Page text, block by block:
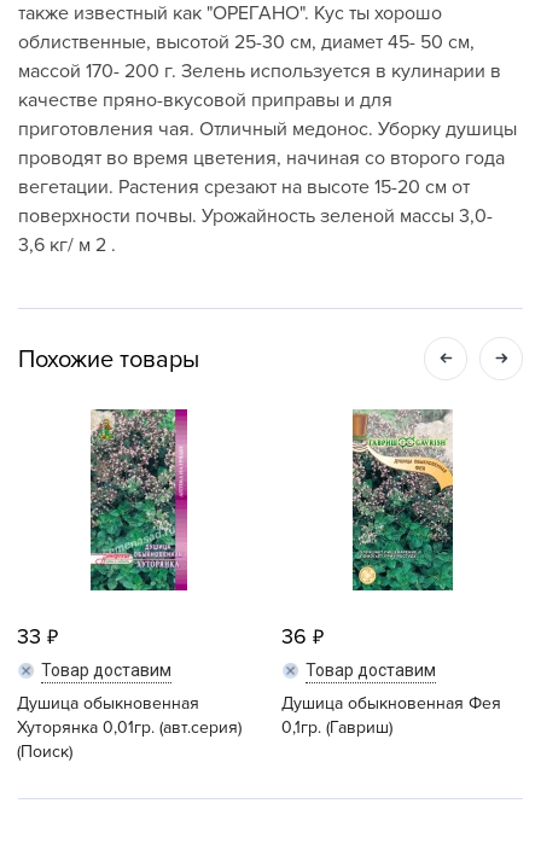
также известный как "ОРЕГАНО". Кус ты хорошо
облиственные, высотой 25-30 см, диамет 45- 50 см,
массой 170- 200 г. Зелень используется в кулинарии в
качестве пряно-вкусовой приправы и для
приготовления чая. Отличный медонос. Уборку душицы
проводят во время цветения, начиная со второго года
вегетации. Растения срезают на высоте 15-20 см от
поверхности почвы. Урожайность зеленой массы 3,0-
3,6 кг/ м 2 .
Похожие товары
33
Товар доставим
Душица обыкновенная
Хуторянка 0,01гр. (авт.серия)
(Поиск)
36
Товар доставим
Душица обыкновенная Фея
0,1гр. (Гавриш)